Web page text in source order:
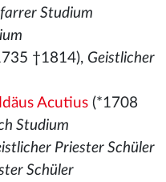
Studium
†1814), Geistlicher
Acutius(*1708
Studium
Priester Schüler
Schüler